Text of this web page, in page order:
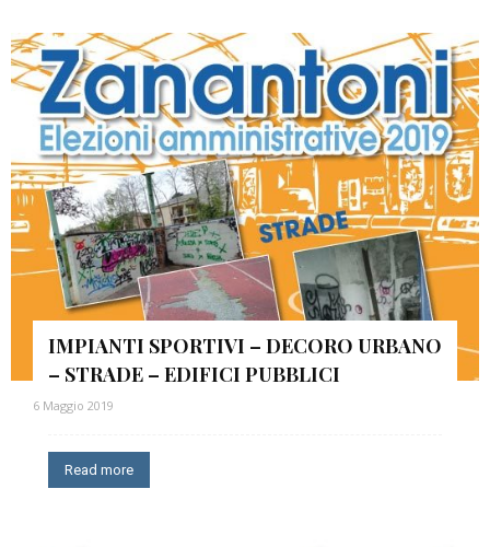
IMPIANTI SPORTIVI – DECORO URBANO
– STRADE – EDIFICI PUBBLICI
6 Maggio 2019
Read more